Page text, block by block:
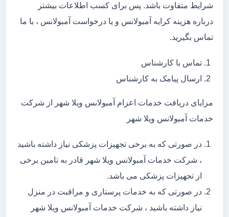
شرایط متفاوت باشد. پس برای کسب اطلاعات بیشتر
درباره هزینه کرایه آمبولانس و یا درخواست آمبولانس ، با ما
تماس بگیرید.
تماس با کارشناس
ارسال پیامک به کارشناس
مزایای دریافت خدمات اعزام آمبولانس ویلا شهر از شرکت
خدمات آمبولانس ویلا شهر
در صورتی که به برخی تجهیزات پزشکی نیاز داشته باشید
، شرکت خدمات آمبولانس ویلا شهر قادر به تامین برخی
از تجهیزات پزشکی می باشد.
در صورتی که به خدمات پرستاری و مراقبت در منزل
نیاز داشته باشید ، شرکت خدمات آمبولانس ویلا شهر